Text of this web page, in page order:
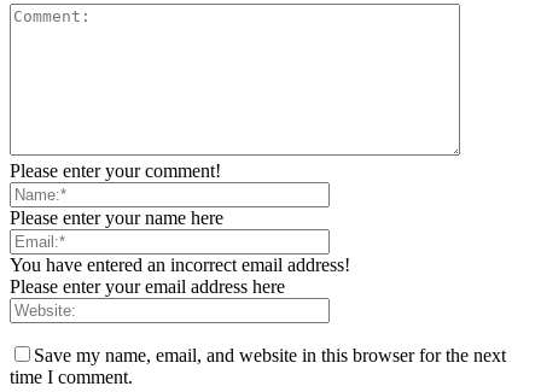
Please enter your comment!
Please enter your name here
You have entered an incorrect email address!
Please enter your email address here
Save my name, email, and website in this browser for the next
time I comment.